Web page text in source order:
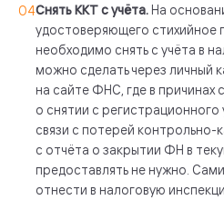
Снять ККТ с учёта. На
удостоверяющего стихийное
необходимо снять с учёта в
можно сделать через личный
на сайте ФНС, где в причинах
о снятии с регистрационного
связи с потерей контрольно-
с отчёта о закрытии ФН в
предоставлять не нужно.
отнести в налоговую